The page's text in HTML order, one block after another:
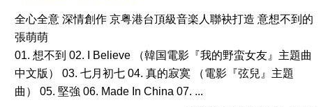
全心全意 深情創作 京粤港台頂級音楽人聯袂打造 意想不到的
張萌萌
01. 想不到 02. I Believe （韓国電影『我的野蛮女友』主題曲
中文版） 03. 七月初七 04. 真的寂寞 （電影『弦兒』主題
曲） 05. 堅強 06. Made In China 07. ...